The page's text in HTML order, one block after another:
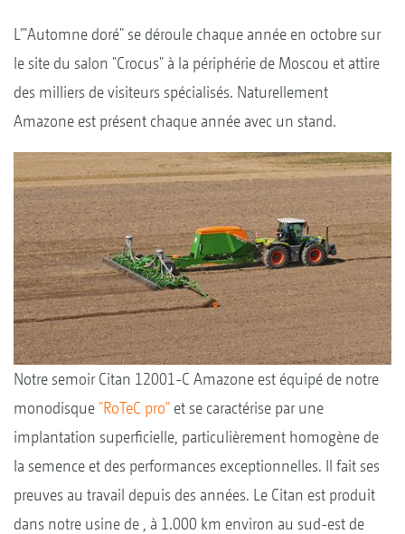
L’"Automne doré" se déroule chaque année en octobre sur
le site du salon "Crocus" à la périphérie de Moscou et attire
des milliers de visiteurs spécialisés. Naturellement
Amazone est présent chaque année avec un stand.
Notre semoir Citan 12001-C Amazone est équipé de notre
monodisque "RoTeC pro" et se caractérise par une
implantation superficielle, particulièrement homogène de
la semence et des performances exceptionnelles. Il fait ses
preuves au travail depuis des années. Le Citan est produit
dans notre usine de , à 1.000 km environ au sud-est de